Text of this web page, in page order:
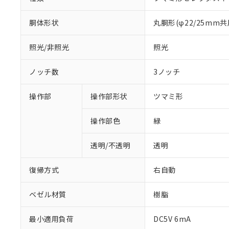
胴体形状 丸胴形(φ22/25mm共
照光/非照光 照光
ノッチ数 3ノッチ
操作部 操作部形状 ツマミ形
操作部色 緑
透明/不透明 透明
復帰方式 右自動
ベゼル材質 樹脂
最小適用負荷 DC5V 6mA